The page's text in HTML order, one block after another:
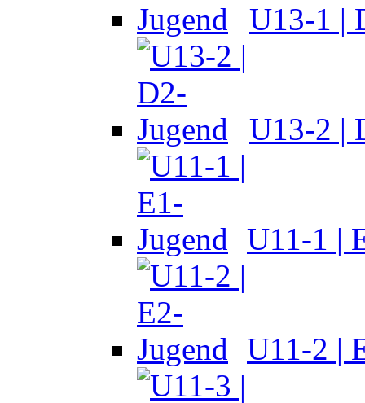
U13-1 |
U13-2 |
U11-1 |
U11-2 |